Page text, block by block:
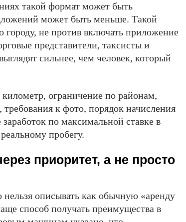
такой формат может быть
может быть меньше. Такой
городу, не против включать приложение
представители, таксисты и
сильнее, чем человек, который
ограничение по районам,
к фото, порядок начисления
по максимальной ставке в
пробегу.
приоритет, а не просто
описывать как обычную «аренду
способ получать преимущества в